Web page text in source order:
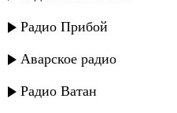
Радио Прибой
Аварское радио
Радио Ватан
Мадина Домбаева -